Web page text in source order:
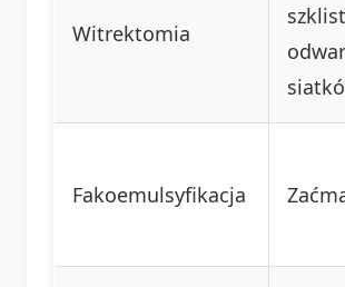
Witrektomia
Fakoemulsyfikacja